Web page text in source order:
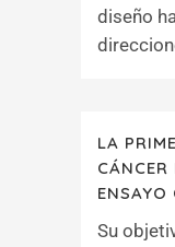
diseño
LA
CÁNCER
ENSAYO
Su